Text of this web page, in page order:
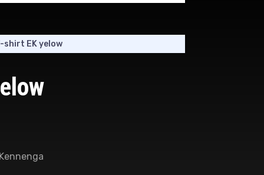
shirt EK yelow